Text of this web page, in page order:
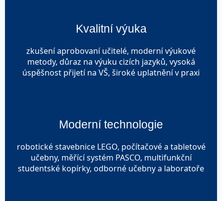
Kvalitní výuka
zkušení aprobovaní učitelé, moderní výukové
metody, důraz na výuku cizích jazyků, vysoká
úspěšnost přijetí na VŠ, široké uplatnění v praxi
Moderní technologie
robotické stavebnice LEGO, počítačové a tabletové
učebny, měřící systém PASCO, multifunkční
studentské kopírky, odborné učebny a laboratoře